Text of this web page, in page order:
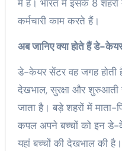
में है। भारत में इसके 8
कर्मचारी काम करते हैं।
अब जानिए क्या होते हैं डे-केयर
डे-केयर सेंटर वह जगह होती
देखभाल, सुरक्षा और शुरुआती
जाता है। बड़े शहरों में माता-
कपल अपने बच्चों को इन डे-
यहां बच्चों की देखभाल की